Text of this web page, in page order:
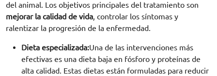
del animal. Los objetivos principales del tratamiento son
mejorar la calidad de vida, controlar los síntomas y
ralentizar la progresión de la enfermedad.
Dieta especializada:Una de las intervenciones más
efectivas es una dieta baja en fósforo y proteínas de
alta calidad. Estas dietas están formuladas para reducir